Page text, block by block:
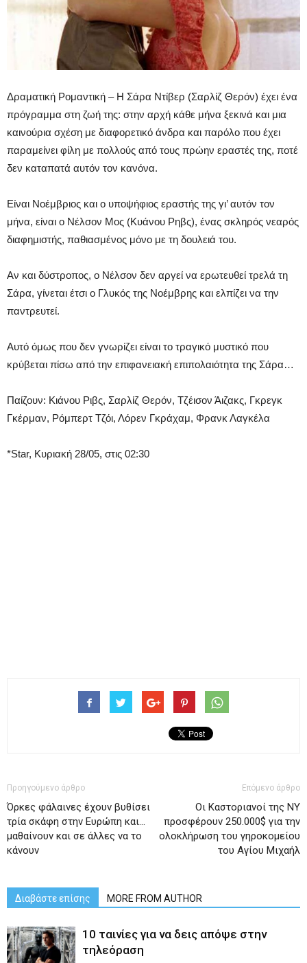
Δραματική Ρομαντική – Η Σάρα Ντίβερ (Σαρλίζ Θερόν) έχει ένα
πρόγραμμα στη ζωή της: στην αρχή κάθε μήνα ξεκινά και μια
καινούρια σχέση με διαφορετικό άνδρα και παρόλο που έχει
παραμείνει φίλη με πολλούς από τους πρώην εραστές της, ποτέ
δεν καταπατά αυτόν τον κανόνα.
Είναι Νοέμβριος και ο υποψήφιος εραστής της γι’ αυτόν τον
μήνα, είναι ο Νέλσον Μος (Κυάνου Ρηβς), ένας σκληρός νεαρός
διαφημιστής, παθιασμένος μόνο με τη δουλειά του.
Αν και δύστροπος, ο Νέλσον δεν αργεί να ερωτευθεί τρελά τη
Σάρα, γίνεται έτσι ο Γλυκός της Νοέμβρης και ελπίζει να την
παντρευτεί.
Αυτό όμως που δεν γνωρίζει είναι το τραγικό μυστικό που
κρύβεται πίσω από την επιφανειακή επιπολαιότητα της Σάρα…
Παίζουν: Κιάνου Ριβς, Σαρλίζ Θερόν, Τζέισον Άιζακς, Γκρεγκ
Γκέρμαν, Ρόμπερτ Τζόι, Λόρεν Γκράχαμ, Φρανκ Λαγκέλα
*Star, Κυριακή 28/05, στις 02:30
Προηγούμενο άρθρο
Όρκες φάλαινες έχουν βυθίσει
τρία σκάφη στην Ευρώπη και…
μαθαίνουν και σε άλλες να το
κάνουν
Επόμενο άρθρο
Οι Καστοριανοί της ΝΥ
προσφέρουν 250.000$ για την
ολοκλήρωση του γηροκομείου
του Αγίου Μιχαήλ
Διαβάστε επίσης MORE FROM AUTHOR
10 ταινίες για να δεις απόψε στην
τηλεόραση